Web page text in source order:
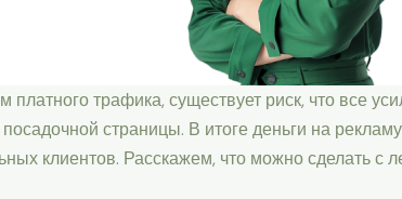
трафика, существует риск, что все
страницы. В итоге деньги на
клиентов. Расскажем, что можно сделать